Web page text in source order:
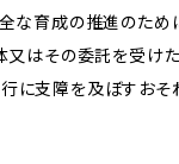
な育成の推進のた
又はその委託を受
に支障を及ぼすおそ